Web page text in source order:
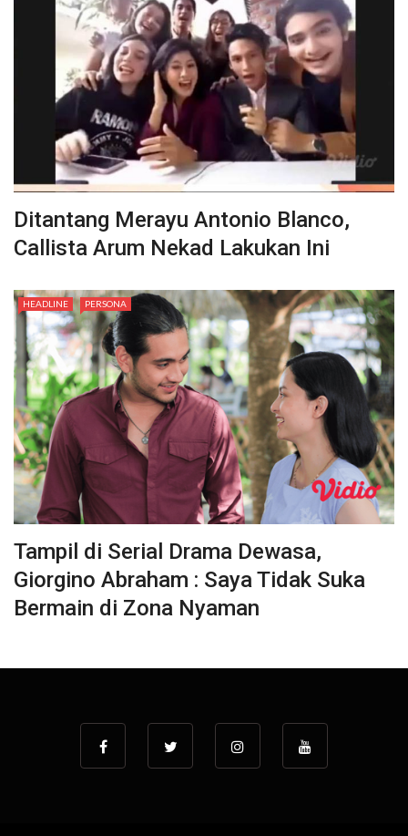
Ditantang Merayu Antonio Blanco,
Callista Arum Nekad Lakukan Ini
HEADLINE PERSONA
Tampil di Serial Drama Dewasa,
Giorgino Abraham : Saya Tidak Suka
Bermain di Zona Nyaman